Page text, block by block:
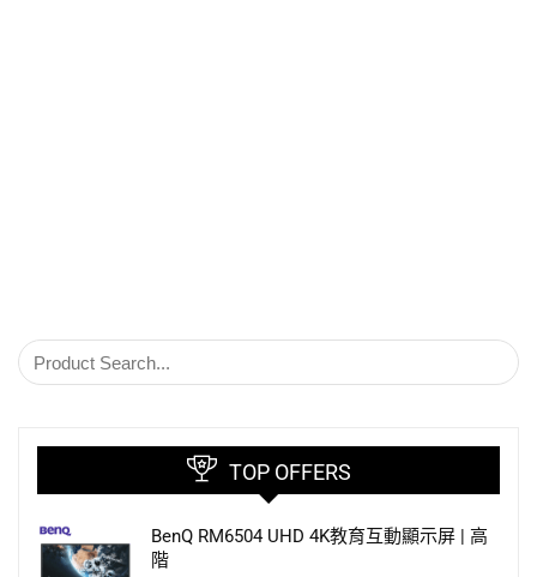
TOP OFFERS
BenQ RM6504 UHD 4K教育互動顯示屏 | 高
階